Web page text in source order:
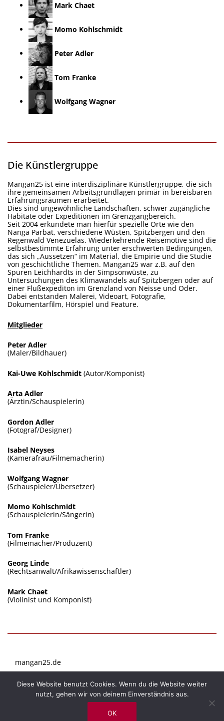
Mark Chaet
Momo Kohlschmidt
Peter Adler
Tom Franke
Wolfgang Wagner
Die Künstlergruppe
Mangan25 ist eine interdisziplinäre Künstlergruppe, die sich
ihre gemeinsamen Arbeitsgrundlagen primär in bereisbaren
Erfahrungsräumen erarbeitet.
Dies sind ungewöhnliche Landschaften, schwer zugängliche
Habitate oder Expeditionen im Grenzgangbereich.
Seit 2004 erkundete man hierfür spezielle Orte wie den
Nanga Parbat, verschiedene Wüsten, Spitzbergen und den
Regenwald Venezuelas. Wiederkehrende Reisemotive sind die
selbstbestimmte Erfahrung unter erschwerten Bedingungen,
das sich „Aussetzen“ im Material, die Empirie und die Studie
von geschichtliche Themen. Mangan25 war z.B. auf den
Spuren Leichhardts in der Simpsonwüste, zu
Untersuchungen des Klimawandels auf Spitzbergen oder auf
einer Flußexpediton im Grenzland von Neisse und Oder.
Dabei entstanden Malerei, Videoart, Fotografie,
Dokumentarfilm, Hörspiel und Feature.
Mitglieder
Peter Adler
(Maler/Bildhauer)
Kai-Uwe Kohlschmidt (Autor/Komponist)
Arta Adler
(Ärztin/Schauspielerin)
Gordon Adler
(Fotograf/Designer)
Isabel Neyses
(Kamerafrau/Filmemacherin)
Wolfgang Wagner
(Schauspieler/Übersetzer)
Momo Kohlschmidt
(Schauspielerin/Sängerin)
Tom Franke
(Filmemacher/Produzent)
Georg Linde
(Rechtsanwalt/Afrikawissenschaftler)
Mark Chaet
(Violinist und Komponist)
mangan25.de
mangan25.de Kontakt
Impressum | Datenschutz
All rights reserved | © 2026 Mangan25
Diese Website benutzt Cookies. Wenn du die Website weiter
nutzt, gehen wir von deinem Einverständnis aus.
OK